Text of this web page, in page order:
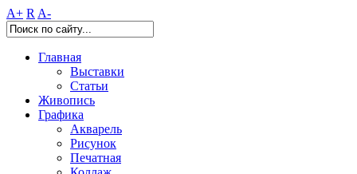
A+ R A-
Главная
Выставки
Статьи
Живопись
Графика
Акварель
Рисунок
Печатная